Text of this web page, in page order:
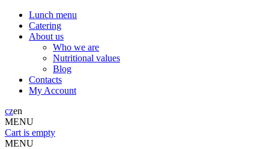
Lunch menu
Catering
About us
Who we are
Nutritional values
Blog
Contacts
My Account
czen
MENU
Cart is empty
MENU